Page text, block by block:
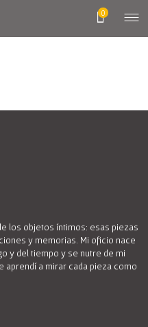
0
los objetos íntimos: esas piezas
y memorias. Mi oficio nace
y del tiempo y se nutre de mi
aprendí a mirar cada pieza como